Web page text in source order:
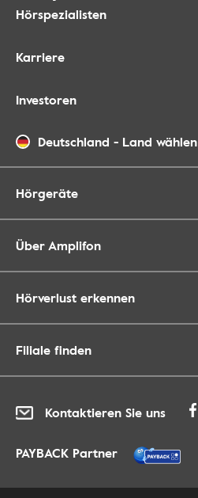
Hörspezialisten
Karriere
Investoren
Deutschland - Land wählen
Hörgeräte
Über Amplifon
Hörverlust erkennen
Filiale finden
Kontaktieren Sie uns
PAYBACK Partner